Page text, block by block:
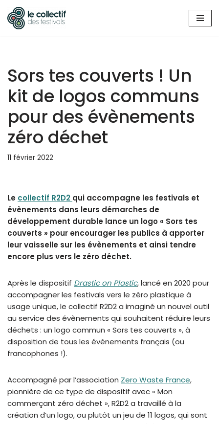
Aller
Sors tes couverts ! Un
kit de logos communs
pour des évènements
zéro déchet
11 février 2022
Le collectif R2D2 qui accompagne les festivals et
évènements dans leurs démarches de
développement durable lance un logo « Sors tes
couverts » pour encourager les publics à apporter
leur vaisselle sur les évènements et ainsi tendre
encore plus vers le zéro déchet.
Après le dispositif Drastic on Plastic, lancé en 2020 pour
accompagner les festivals vers le zéro plastique à
usage unique, le collectif R2D2 a imaginé un nouvel outil
au service des évènements qui souhaitent réduire leurs
déchets : un logo commun « Sors tes couverts », à
disposition de tous les évènements français (ou
francophones !).
Accompagné par l’association Zero Waste France,
pionnière de ce type de dispositif avec « Mon
commerçant zéro déchet », R2D2 a travaillé à la
création d’un logo, ou plutôt un jeu de 11 logos, qui sont